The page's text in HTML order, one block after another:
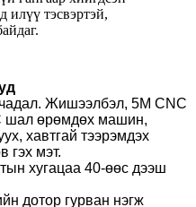
илүү тэсвэртэй,
Жишээлбэл, 5M CNC
шал өрөмдөх машин,
хавтгай тээрэмдэх
гэх мэт.
хугацаа 40-өөс дээш
дотор гурван нэгж